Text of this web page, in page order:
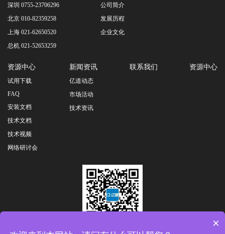
深圳 0755-23706296
北京 010-82359258
上海 021-62650520
总机 021-52653259
公司简介
发展历程
企业文化
资源中心
试用下载
FAQ
安装文档
技术文档
技术视频
网络研讨会
新闻资讯
亿道动态
市场活动
技术资讯
联系我们 资源中心
扫一扫关注公众号
×